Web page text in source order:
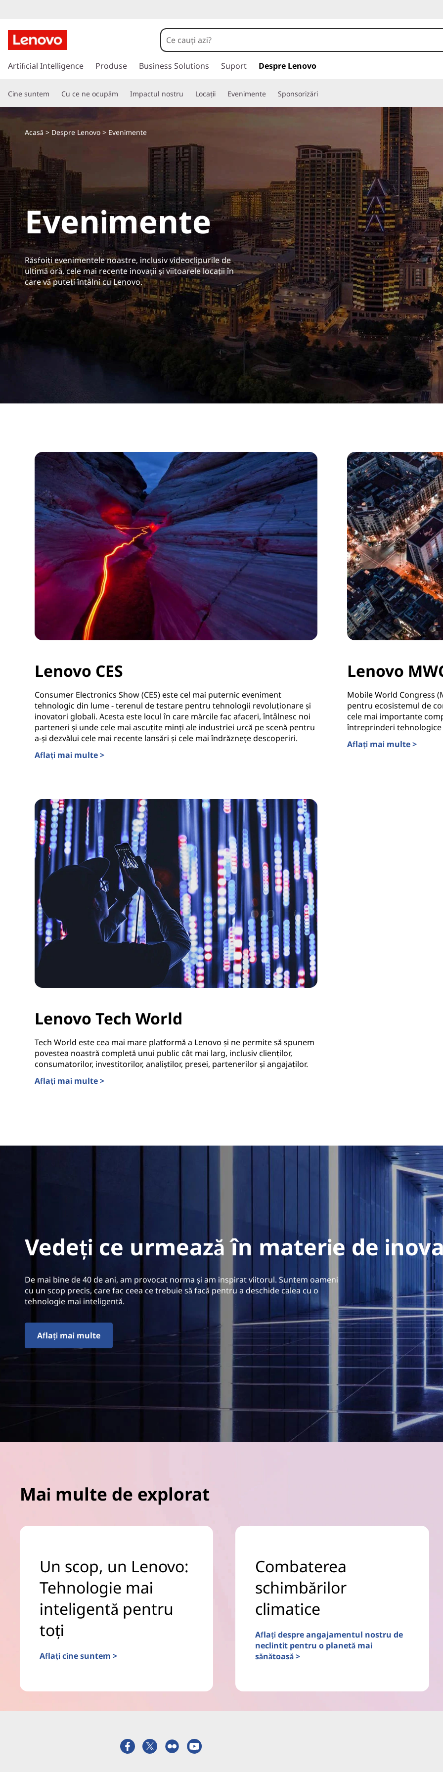
v
e
n
m
e
n
t
e
a
l
a
ț
n
u
t
u
l
p
r
i
n
c
i
p
a
l
Artificial Intelligence Produse Business Solutions Suport Despre Lenovo
Cine suntem Cu ce ne ocupăm Impactul nostru Locații Evenimente Sponsorizări
Acasă > Despre Lenovo > Evenimente
Evenimente
Răsfoiți evenimentele noastre, inclusiv videoclipurile de
ultimă oră, cele mai recente inovații și viitoarele locații în
care vă puteți întâlni cu Lenovo.
Lenovo CES
Consumer Electronics Show (CES) este cel mai puternic eveniment
tehnologic din lume - terenul de testare pentru tehnologii revoluționare și
inovatori globali. Acesta este locul în care mărcile fac afaceri, întâlnesc noi
parteneri și unde cele mai ascuțite minți ale industriei urcă pe scenă pentru
a-și dezvălui cele mai recente lansări și cele mai îndrăznețe descoperiri.
Aflați mai multe >
Lenovo
Mobile World Congress
pentru ecosistemul de
cele mai importante
întreprinderi tehnologice
Aflați mai multe >
Lenovo Tech World
Tech World este cea mai mare platformă a Lenovo și ne permite să spunem
povestea noastră completă unui public cât mai larg, inclusiv clienților,
consumatorilor, investitorilor, analiștilor, presei, partenerilor și angajaților.
Aflați mai multe >
Vedeți ce urmează în materie de
De mai bine de 40 de ani, am provocat norma și am inspirat viitorul. Suntem oameni
cu un scop precis, care fac ceea ce trebuie să facă pentru a deschide calea cu o
tehnologie mai inteligentă.
Aflați mai multe
Mai multe de explorat
Un scop, un Lenovo:
Tehnologie mai
inteligentă pentru
toți
Aflați cine suntem >
Combaterea
schimbărilor
climatice
Aflați despre angajamentul nostru de
neclintit pentru o planetă mai
sănătoasă >